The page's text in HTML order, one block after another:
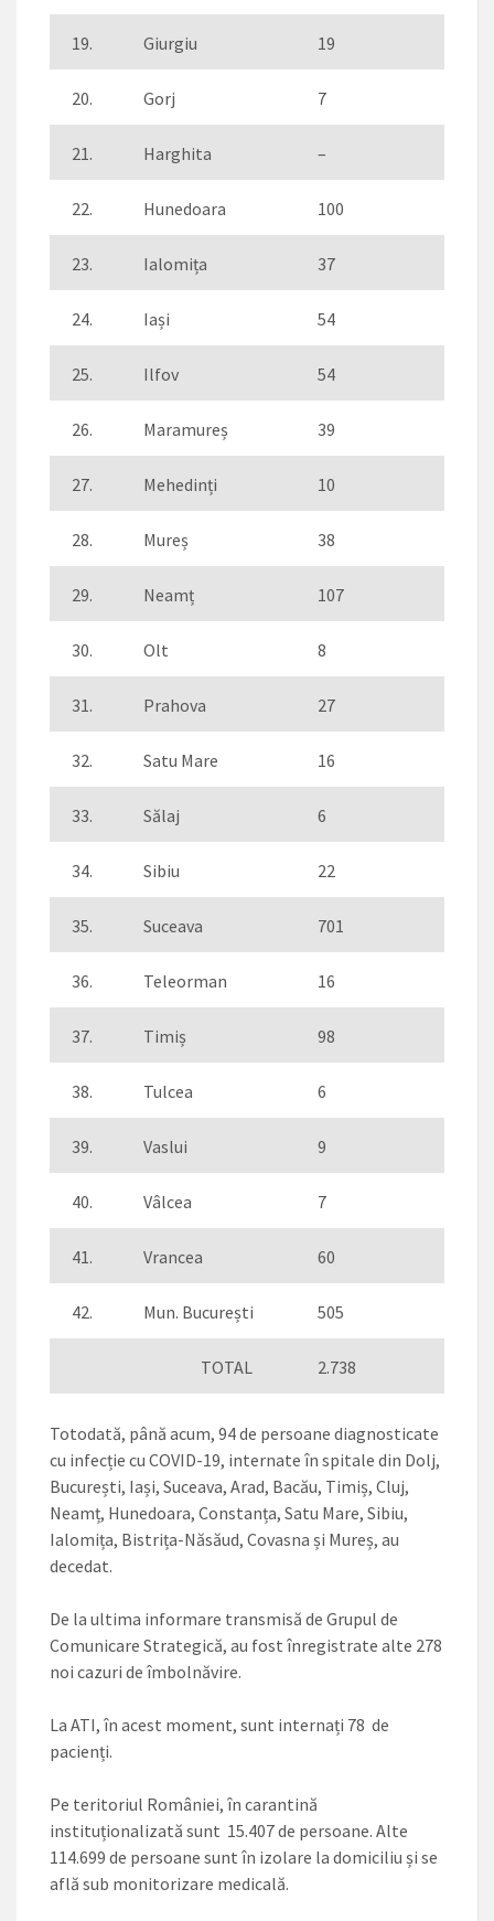
19. Giurgiu 19
20. Gorj 7
21. Harghita –
22. Hunedoara 100
23. Ialomița 37
24. Iași 54
25. Ilfov 54
26. Maramureș 39
27. Mehedinți 10
28. Mureș 38
29. Neamț 107
30. Olt 8
31. Prahova 27
32. Satu Mare 16
33. Sălaj 6
34. Sibiu 22
35. Suceava 701
36. Teleorman 16
37. Timiș 98
38. Tulcea 6
39. Vaslui 9
40. Vâlcea 7
41. Vrancea 60
42. Mun. București 505
TOTAL 2.738
Totodată, până acum, 94 de persoane diagnosticate
cu infecție cu COVID-19, internate în spitale din Dolj,
București, Iași, Suceava, Arad, Bacău, Timiș, Cluj,
Neamț, Hunedoara, Constanța, Satu Mare, Sibiu,
Ialomița, Bistrița-Năsăud, Covasna și Mureș, au
decedat.
De la ultima informare transmisă de Grupul de
Comunicare Strategică, au fost înregistrate alte 278
noi cazuri de îmbolnăvire.
La ATI, în acest moment, sunt internați 78 de
pacienți.
Pe teritoriul României, în carantină
instituționalizată sunt 15.407 de persoane. Alte
114.699 de persoane sunt în izolare la domiciliu și se
află sub monitorizare medicală.